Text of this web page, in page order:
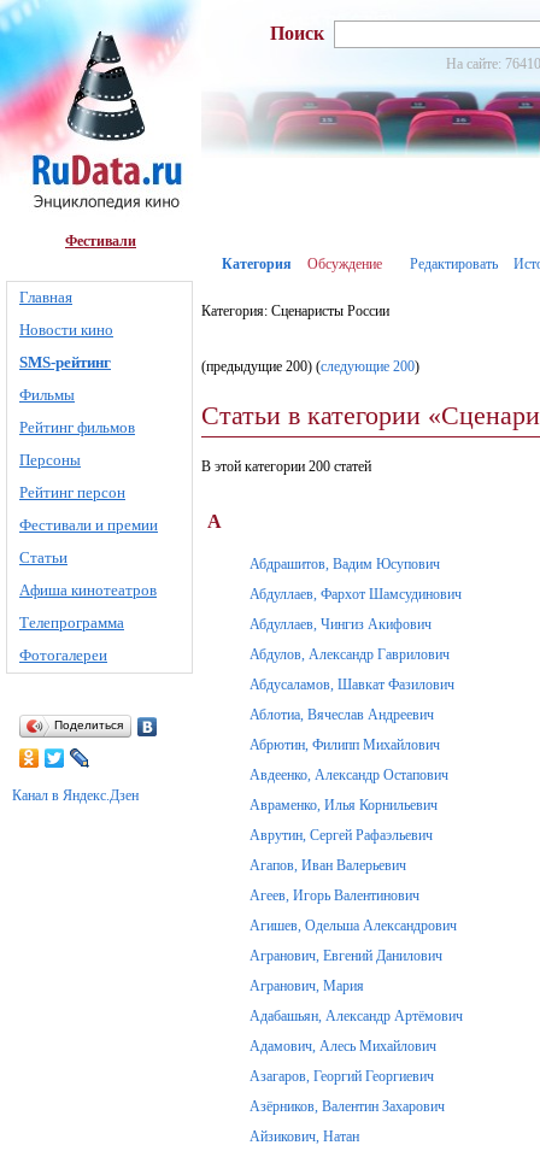
Фестивали
Главная
Новости кино
SMS-рейтинг
Фильмы
Рейтинг фильмов
Персоны
Рейтинг персон
Фестивали и премии
Статьи
Афиша кинотеатров
Телепрограмма
Фотогалереи
Поделиться
Канал в Яндекс.Дзен
Поиск
На сайте:
Категория Обсуждение Редактировать
Категория: Сценаристы России
(предыдущие 200) (следующие 200)
Статьи в категории
В этой категории 200 статей
А
Абдрашитов, Вадим Юсупович
Абдуллаев, Фархот Шамсудинович
Абдуллаев, Чингиз Акифович
Абдулов, Александр Гаврилович
Абдусаламов, Шавкат Фазилович
Аблотиа, Вячеслав Андреевич
Абрютин, Филипп Михайлович
Авдеенко, Александр Остапович
Авраменко, Илья Корнильевич
Аврутин, Сергей Рафаэльевич
Агапов, Иван Валерьевич
Агеев, Игорь Валентинович
Агишев, Одельша Александрович
Агранович, Евгений Данилович
Агранович, Мария
Адабашьян, Александр Артёмович
Адамович, Алесь Михайлович
Азагаров, Георгий Георгиевич
Азёрников, Валентин Захарович
Айзикович, Натан